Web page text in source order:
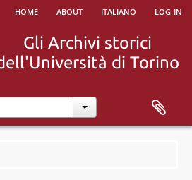
home about italiano log in